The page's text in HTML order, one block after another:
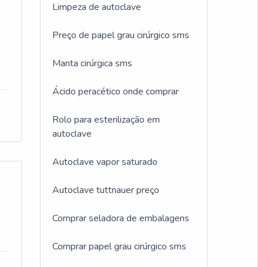
Limpeza de autoclave
Preço de papel grau cirúrgico sms
Manta cirúrgica sms
Ácido peracético onde comprar
Rolo para esterilização em
autoclave
Autoclave vapor saturado
Autoclave tuttnauer preço
Comprar seladora de embalagens
Comprar papel grau cirúrgico sms